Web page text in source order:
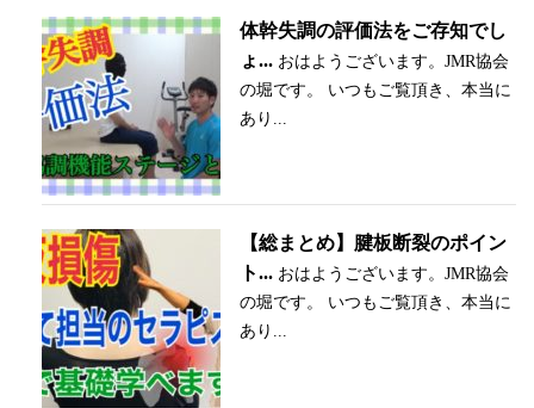
体幹失調の評価法をご存知でし
ょ... おはようございます。JMR協会
の堀です。 いつもご覧頂き、本当に
あり...
【総まとめ】腱板断裂のポイン
ト... おはようございます。JMR協会
の堀です。 いつもご覧頂き、本当に
あり...